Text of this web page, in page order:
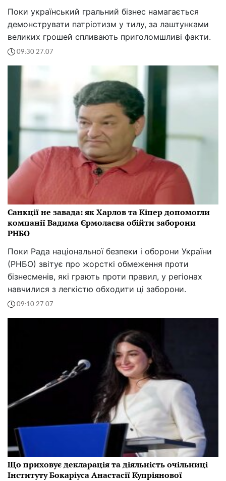
Поки український гральний бізнес намагається
демонструвати патріотизм у тилу, за лаштунками
великих грошей спливають приголомшливі факти.
09:30 27.07
Санкції не завада: як Харлов та Кіпер допомогли
компанії Вадима Єрмолаєва обійти заборони
РНБО
Поки Рада національної безпеки і оборони України
(РНБО) звітує про жорсткі обмеження проти
бізнесменів, які грають проти правил, у регіонах
навчилися з легкістю обходити ці заборони.
09:10 27.07
Що приховує декларація та діяльність очільниці
Інституту Бокаріуса Анастасії Купріянової